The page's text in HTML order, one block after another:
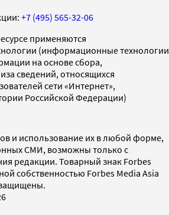
+7 (495) 565-32-06
применяются
(информационные технологии
на основе сбора,
сведений, относящихся
сети «Интернет»,
Российской Федерации)
и использование их в любой форме,
СМИ, возможны только с
редакции. Товарный знак Forbes
собственностью Forbes Media Asia